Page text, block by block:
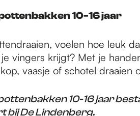
10-16 jaar
voelen hoe leuk
vingers krijgt? Met je
vaasje of schotel draaien
10-16 jaar
bijDe Lindenberg.